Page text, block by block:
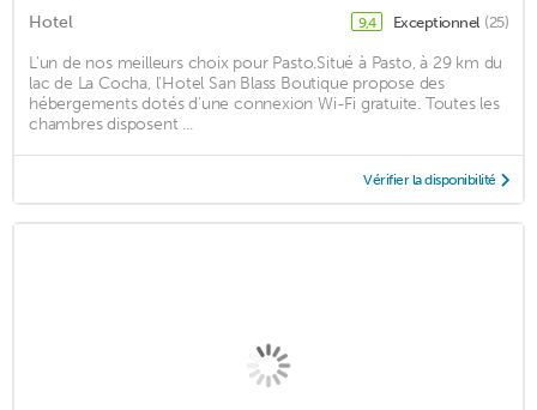
Hotel 9,4 Exceptionnel (25)
L'un de nos meilleurs choix pour Pasto.Situé à Pasto, à 29 km du
lac de La Cocha, l'Hotel San Blass Boutique propose des
hébergements dotés d'une connexion Wi-Fi gratuite. Toutes les
chambres disposent ...
Vérifier la disponibilité